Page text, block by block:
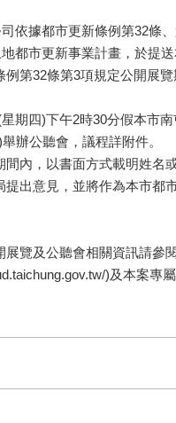
依據都市更新條例第32條
都市更新事業計畫，於提
第32條第3項規定公開展
期四)下午2時30分假本市
辦公聽會，議程詳附件。
內，以書面方式載明姓名
出意見，並將作為本市都
覽及公聽會相關資訊請參
)及本案專